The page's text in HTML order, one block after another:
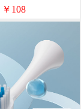
37DA36
￥108